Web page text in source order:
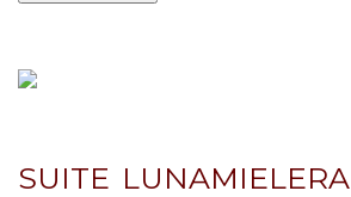
SUITE LUNAMIELERA